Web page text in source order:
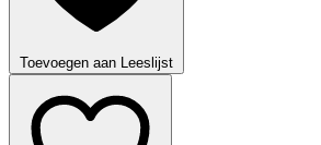
Toevoegen aan Leeslijst